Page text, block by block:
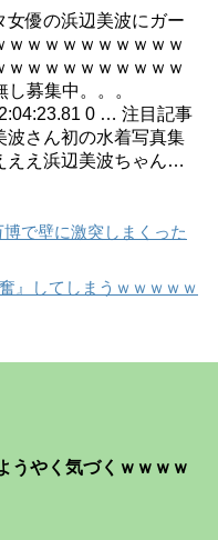
女優の浜辺美波にガー
ｗｗｗｗｗｗｗｗｗｗ
ｗｗｗｗｗｗｗｗｗｗ
し募集中。。。
0 … 注目記事
波さん初の水着写真集
ええ浜辺美波ちゃん…
博で壁に激突しまくった
』してしまうｗｗｗｗｗ
うやく気づくｗｗｗｗ